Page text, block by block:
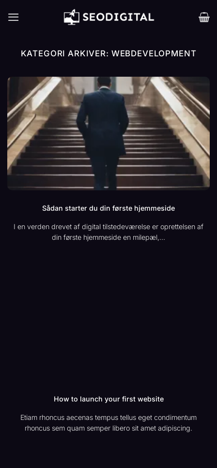
KATEGORI ARKIVER: WEBDEVELOPMENT
Sådan starter du din første hjemmeside
I en verden drevet af digital tilstedeværelse er oprettelsen af
din første hjemmeside en milepæl,...
How to launch your first website
Etiam rhoncus aecenas tempus tellus eget condimentum
rhoncus sem quam semper libero sit amet adipiscing.